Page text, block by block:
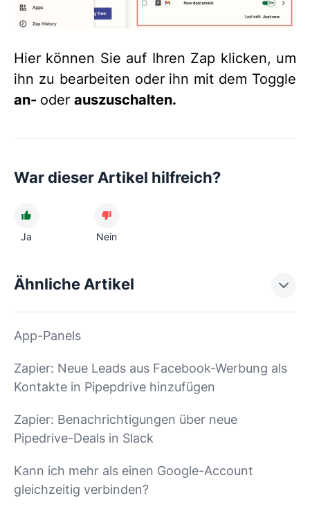
Hier können Sie auf Ihren Zap klicken, um
ihn zu bearbeiten oder ihn mit dem Toggle
an- oder auszuschalten.
War dieser Artikel hilfreich?
Ja Nein
Ähnliche Artikel
App-Panels
Zapier: Neue Leads aus Facebook-Werbung als
Kontakte in Pipepdrive hinzufügen
Zapier: Benachrichtigungen über neue
Pipedrive-Deals in Slack
Kann ich mehr als einen Google-Account
gleichzeitig verbinden?